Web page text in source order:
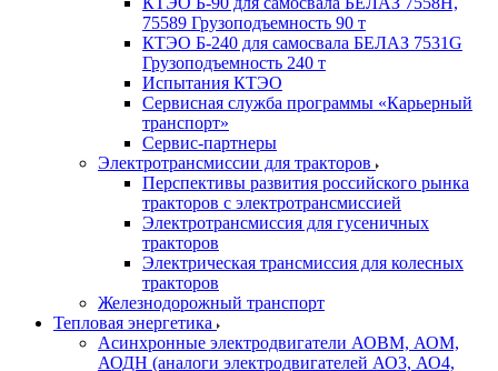
75589 Грузоподъемность 90 т
КТЭО Б-240 для самосвала БЕЛАЗ 7531G
Грузоподъемность 240 т
Испытания КТЭО
Сервисная служба программы «Карьерный
транспорт»
Сервис-партнеры
Электротрансмиссии для тракторов
Перспективы развития российского рынка
тракторов с электротрансмиссией
Электротрансмиссия для гусеничных
тракторов
Электрическая трансмиссия для колесных
тракторов
Железнодорожный транспорт
Тепловая энергетика
Асинхронные электродвигатели АОВМ, АОМ,
АОДН (аналоги электродвигателей АО3, АО4,